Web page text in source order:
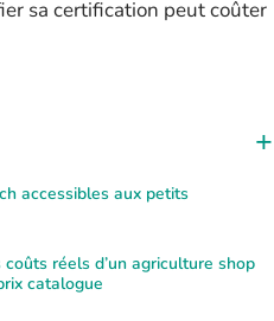
sa certification peut coûter
accessibles aux petits
réels d’un agriculture shop
catalogue